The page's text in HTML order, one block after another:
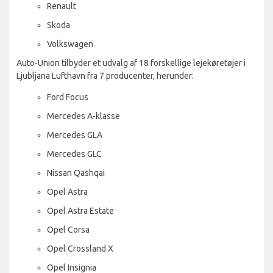
Renault
Skoda
Volkswagen
Auto-Union tilbyder et udvalg af 18 forskellige lejekøretøjer i
Ljubljana Lufthavn fra 7 producenter, herunder:
Ford Focus
Mercedes A-klasse
Mercedes GLA
Mercedes GLC
Nissan Qashqai
Opel Astra
Opel Astra Estate
Opel Corsa
Opel Crossland X
Opel Insignia